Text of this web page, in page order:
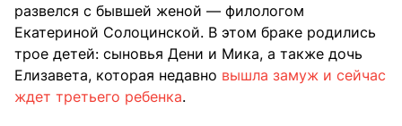
развелся с бывшей женой — филологом
Екатериной Солоцинской. В этом браке родились
трое детей: сыновья Дени и Мика, а также дочь
Елизавета, которая недавно вышла замуж и сейчас
ждет третьего ребенка.